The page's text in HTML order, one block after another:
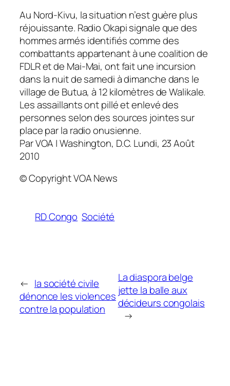
Au Nord-Kivu, la situation n’est guère plus
réjouissante. Radio Okapi signale que des
hommes armés identifiés comme des
combattants appartenant à une coalition de
FDLR et de Mai-Mai, ont fait une incursion
dans la nuit de samedi à dimanche dans le
village de Butua, à 12 kilomètres de Walikale.
Les assaillants ont pillé et enlevé des
personnes selon des sources jointes sur
place par la radio onusienne.
Par VOA | Washington, D.C. Lundi, 23 Août
2010
© Copyright VOA News
RD Congo Société
← la société civile
dénonce les violences
contre la population
La diaspora belge
jette la balle aux
décideurs congolais
→